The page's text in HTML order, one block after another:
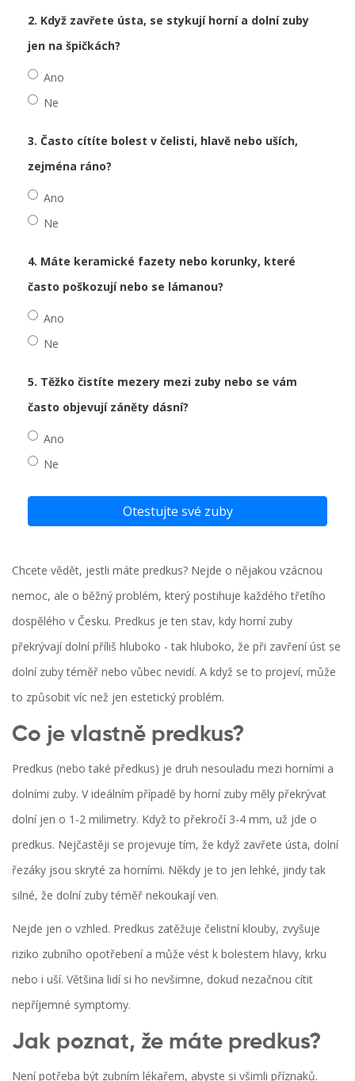
2. Když zavřete ústa, se stykují horní a dolní zuby
jen na špičkách?
Ano
Ne
3. Často cítíte bolest v čelisti, hlavě nebo uších,
zejména ráno?
Ano
Ne
4. Máte keramické fazety nebo korunky, které
často poškozují nebo se lámanou?
Ano
Ne
5. Těžko čistíte mezery mezi zuby nebo se vám
často objevují záněty dásní?
Ano
Ne
Otestujte své zuby
Chcete vědět, jestli máte predkus? Nejde o nějakou vzácnou
nemoc, ale o běžný problém, který postihuje každého třetího
dospělého v Česku. Predkus je ten stav, kdy horní zuby
překrývají dolní příliš hluboko - tak hluboko, že při zavření úst se
dolní zuby téměř nebo vůbec nevidí. A když se to projeví, může
to způsobit víc než jen estetický problém.
Co je vlastně predkus?
Predkus (nebo také předkus) je druh nesouladu mezi horními a
dolními zuby. V ideálním případě by horní zuby měly překrývat
dolní jen o 1-2 milimetry. Když to překročí 3-4 mm, už jde o
predkus. Nejčastěji se projevuje tím, že když zavřete ústa, dolní
řezáky jsou skryté za horními. Někdy je to jen lehké, jindy tak
silné, že dolní zuby téměř nekoukají ven.
Nejde jen o vzhled. Predkus zatěžuje čelistní klouby, zvyšuje
riziko zubního opotřebení a může vést k bolestem hlavy, krku
nebo i uší. Většina lidí si ho nevšimne, dokud nezačnou cítit
nepříjemné symptomy.
Jak poznat, že máte predkus?
Není potřeba být zubním lékařem, abyste si všimli příznaků.